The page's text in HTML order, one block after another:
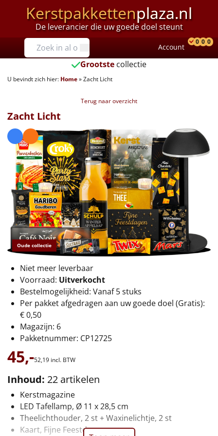
Kerstpakkettenplaza.nl
De leverancier die uw goede doel steunt
Prijzen
Tot €25
€25 tot €35
€40 tot €45
€45 tot €50
€50 tot €55
€55 tot €75
€75 tot €100
€100 en hoger
Alle kerstpakketten 2026
Thema
Origineel
Rituals
Luxe
Mannen
Vrouwen
Duurzaam
Account
0 0 0
Grootste collectie
U bevindt zich hier: Home»Zacht Licht
Terug naar overzicht
Oude collectie
Zacht Licht
Niet meer leverbaar
Voorraad: Uitverkocht
Bestelmogelijkheid: Vanaf 5 stuks
Per pakket afgedragen aan uw goede doel (Gratis):
€ 0,50
Magazijn: 6
Pakketnummer: CP12725
45,-52,19 incl. BTW
Inhoud: 22 artikelen
Kerstmagazine
LED Tafellamp, Ø 11 x 28,5 cm
Theelichthouder, 2 st + Waxinelichtje, 2 st
Kaart, Fijne Feestdagen